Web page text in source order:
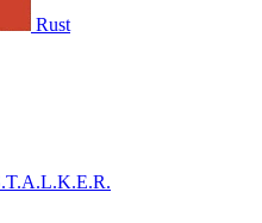
Rust